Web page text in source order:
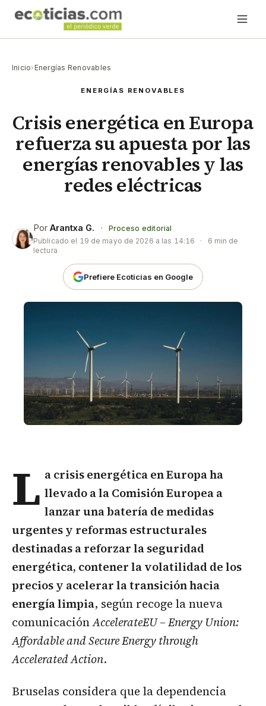
Inicio› Energías Renovables
ENERGÍAS RENOVABLES
Crisis energética en Europa
refuerza su apuesta por las
energías renovables y las
redes eléctricas
Por Arantxa G. ·
Proceso editorial
Publicado el 19 de mayo de 2026 a las 14:16 ·
6 min de
lectura
Prefiere Ecoticias en Google
L a crisis energética enEuropaha
llevado a la Comisión Europea a
lanzar una batería de medidas
urgentes y reformas estructurales
destinadas a reforzar la seguridad
energética, contener la volatilidad de los
precios y acelerar la transición hacia
energía limpia, según recoge la nueva
comunicaciónAccelerateEU – Energy Union:
Affordable and Secure Energy through
Accelerated Action.
Bruselas considera que la dependencia